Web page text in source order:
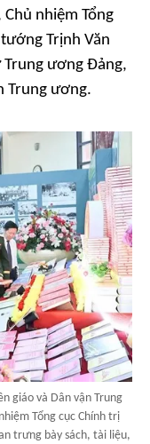
nhiệm Tổng
Trịnh Văn
Trung ương Đảng,
Trung ương.
giáo và Dân vận Trung
Tổng cục Chính trị
trưng bày sách, tài liệu,